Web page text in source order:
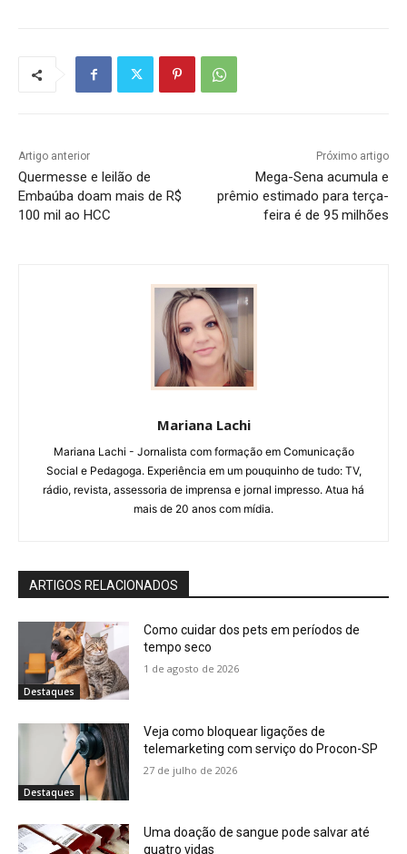
Artigo anterior
Quermesse e leilão de
Embaúba doam mais de R$
100 mil ao HCC
Próximo artigo
Mega-Sena acumula e
prêmio estimado para terça-
feira é de 95 milhões
Mariana Lachi
Mariana Lachi - Jornalista com formação em Comunicação
Social e Pedagoga. Experiência em um pouquinho de tudo: TV,
rádio, revista, assessoria de imprensa e jornal impresso. Atua há
mais de 20 anos com mídia.
ARTIGOS RELACIONADOS
Destaques
Como cuidar dos pets em períodos de
tempo seco
1 de agosto de 2026
Destaques
Veja como bloquear ligações de
telemarketing com serviço do Procon-SP
27 de julho de 2026
Uma doação de sangue pode salvar até
quatro vidas